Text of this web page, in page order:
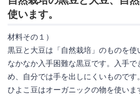
使います。
材料その１）
黒豆と大豆は「自然栽培」のものを使
なかなか入手困難な黒豆です。入手で
め、自分では手を出しにくいものです。
ひよこ豆はオーガニックの物を使いま